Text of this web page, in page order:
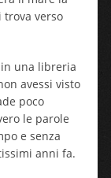
trova verso
una libreria
avessi visto
poco
le parole
e senza
anni fa.